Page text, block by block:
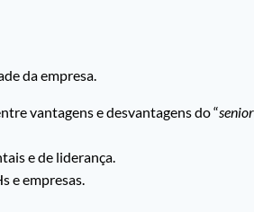
da empresa.
vantagens e desvantagens do “senior
e de liderança.
e empresas.